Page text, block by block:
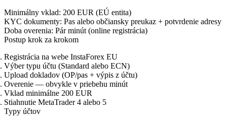
Minimálny vklad: 200 EUR (EÚ entita)
KYC dokumenty: Pas alebo občiansky preukaz + potvrdenie adresy
Doba overenia: Pár minút (online registrácia)
Postup krok za krokom
Registrácia na webe InstaForex EU
Výber typu účtu (Standard alebo ECN)
Upload dokladov (OP/pas + výpis z účtu)
Overenie — obvykle v priebehu minút
Vklad minimálne 200 EUR
Stiahnutie MetaTrader 4 alebo 5
Typy účtov